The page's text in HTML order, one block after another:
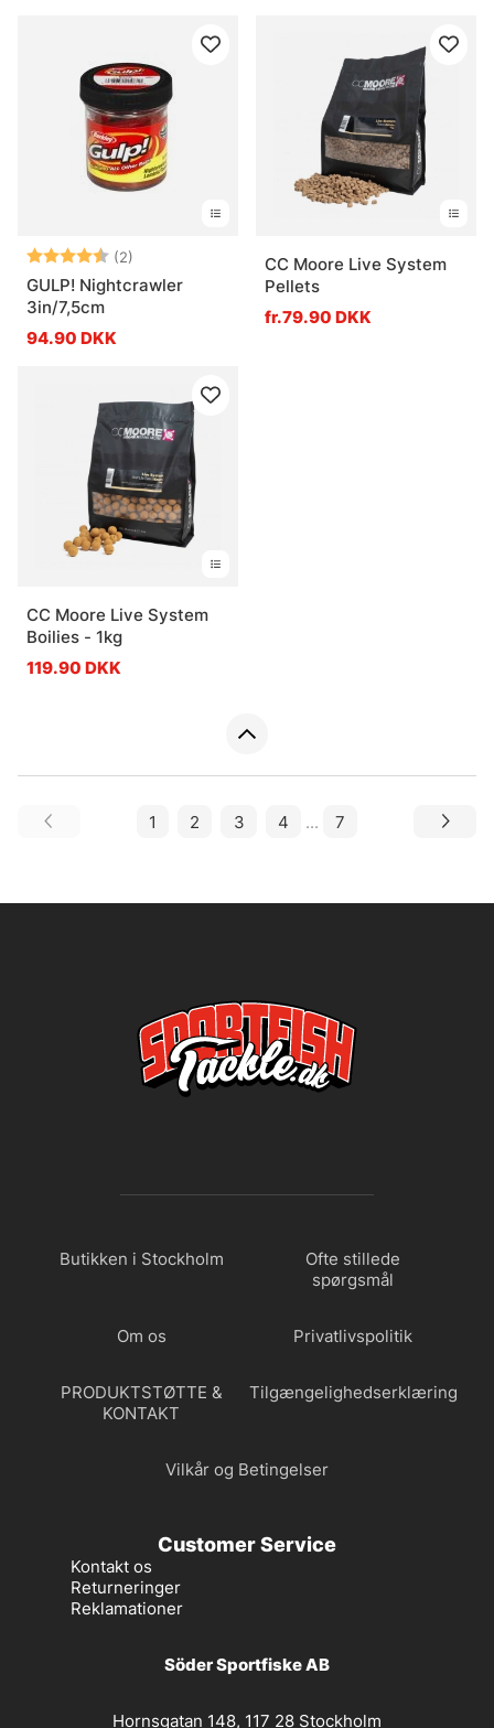
Vurdering: (2)
4.5 ud af 5 stjerner
GULP! Nightcrawler
3in/7,5cm
94.90 DKK
CC Moore Live System
Pellets
fr.79.90 DKK
CC Moore Live System
Boilies - 1kg
119.90 DKK
1 2 3 4 ... 7
Butikken i Stockholm
Ofte stillede
spørgsmål
Om os Privatlivspolitik
PRODUKTSTØTTE &
KONTAKT
Tilgængelighedserklæring
Vilkår og Betingelser
Customer Service
Kontakt os
Returneringer
Reklamationer
Söder Sportfiske AB
Hornsgatan 148, 117 28 Stockholm